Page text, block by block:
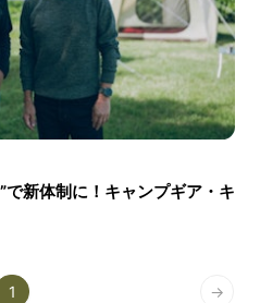
で新体制に！キャンプギア・キ
→
1